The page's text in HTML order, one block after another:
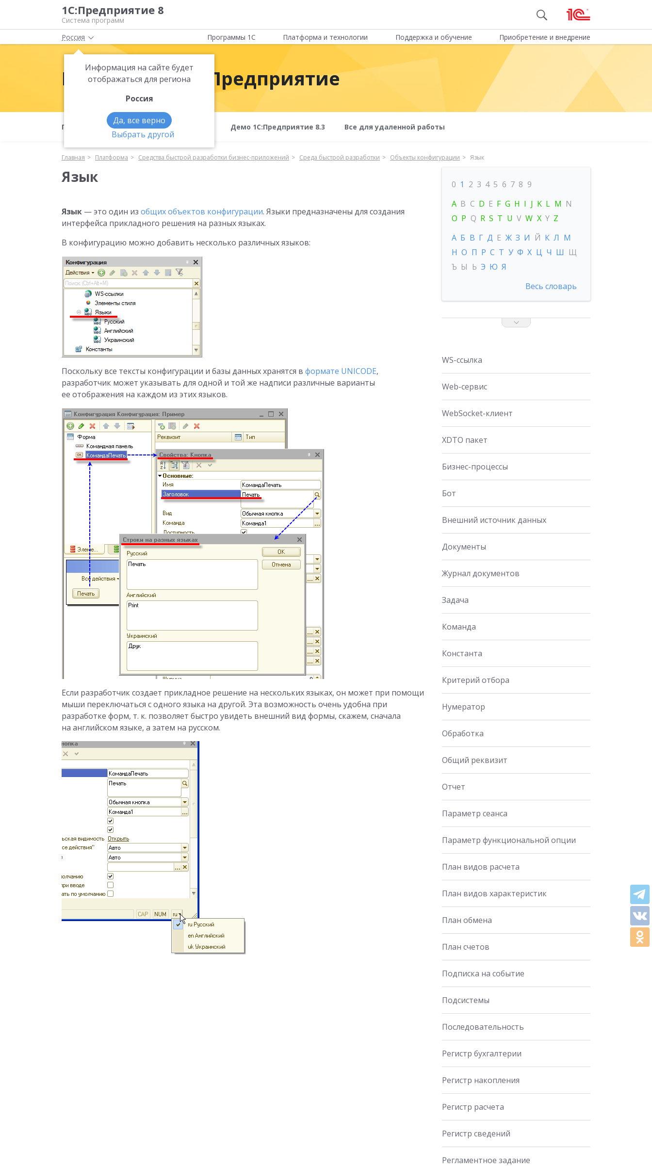
1С:Предприятие 8
Система программ
Россия
Информация на сайте будет
отображаться для региона
Россия
Да, все верно
Выбрать другой
Программы 1С Платформа и технологии Поддержка и обучение Приобретение и внедрение
Платформа 1С:Предприятие
Полезные материалы Что нового Демо 1С:Предприятие 8.3 Все для удаленной работы
Главная Платформа Средства быстрой разработки бизнес-приложений Среда быстрой разработки Объекты конфигурации Язык
Язык
Язык — это один из общих объектов конфигурации. Языки предназначены для создания
интерфейса прикладного решения на разных языках.
В конфигурацию можно добавить несколько различных языков:
Поскольку все тексты конфигурации и базы данных хранятся в формате UNICODE,
разработчик может указывать для одной и той же надписи различные варианты
ее отображения на каждом из этих языков.
Если разработчик создает прикладное решение на нескольких языках, он может при помощи
мыши переключаться с одного языка на другой. Эта возможность очень удобна при
разработке форм, т. к. позволяет быстро увидеть внешний вид формы, скажем, сначала
на английском языке, а затем на русском.
0 1 2 3 4 5 6 7 8 9
A B C D E F G H I J K L M N
O P Q R S T U V W X Y Z
А Б В Г Д Е Ж З И Й К Л М
Н О П Р С Т У Ф Х Ц Ч Ш Щ
Ъ Ы Ь Э Ю Я
Весь словарь
WS-ссылка
Web-сервис
WebSocket-клиент
XDTO пакет
Бизнес-процессы
Бот
Внешний источник данных
Документы
Журнал документов
Задача
Команда
Константа
Критерий отбора
Нумератор
Обработка
Общий реквизит
Отчет
Параметр сеанса
Параметр функциональной опции
План видов расчета
План видов характеристик
План обмена
План счетов
Подписка на событие
Подсистемы
Последовательность
Регистр бухгалтерии
Регистр накопления
Регистр расчета
Регистр сведений
Регламентное задание